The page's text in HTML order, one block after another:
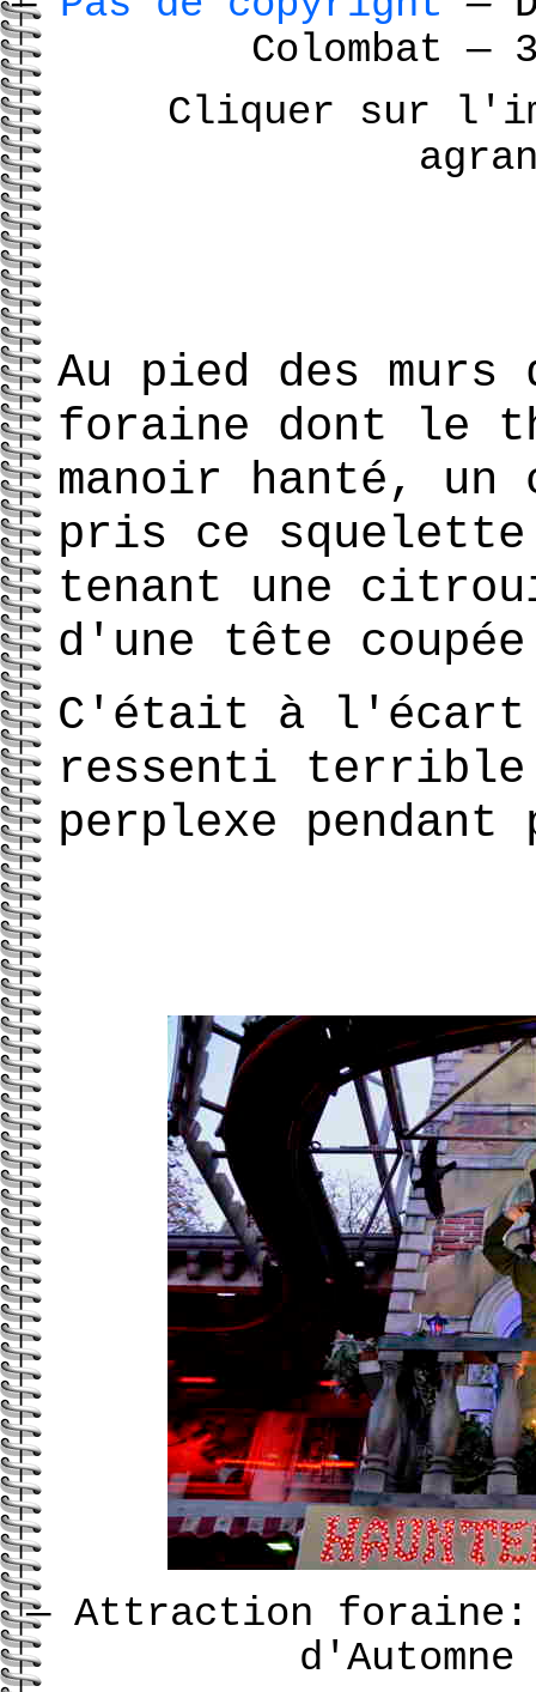
Colombat—
Cliquer sur
Au pied des
foraine dont le
manoir hanté,
pris ce
tenant une
d'une tête
C'était à l'écart
ressenti
perplexe
—Attraction foraine: